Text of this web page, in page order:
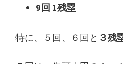
9回 1残塁
特に、５回、６回と ３残